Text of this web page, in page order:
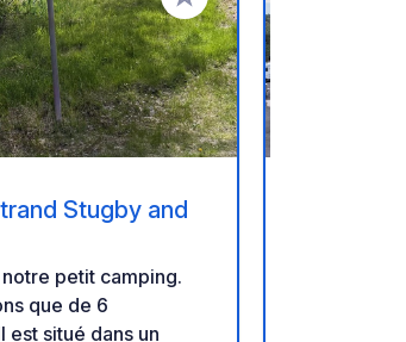
Ajouter à vos favoris
Stugby and
petit camping.
que de 6
est situé dans un